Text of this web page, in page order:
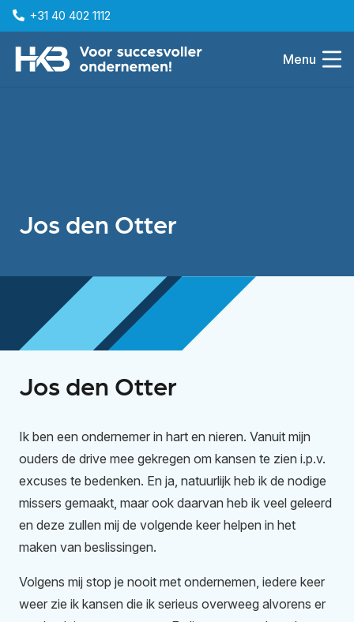
+31 40 402 1112
Menu
Jos den Otter
Jos den Otter
Ik ben een ondernemer in hart en nieren. Vanuit mijn
ouders de drive mee gekregen om kansen te zien i.p.v.
excuses te bedenken. En ja, natuurlijk heb ik de nodige
missers gemaakt, maar ook daarvan heb ik veel geleerd
en deze zullen mij de volgende keer helpen in het
maken van beslissingen.
​Volgens mij stop je nooit met ondernemen, iedere keer
weer zie ik kansen die ik serieus overweeg alvorens er